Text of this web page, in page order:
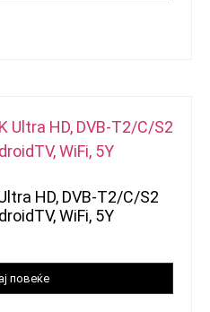
HD, DVB-T2/C/S2
WiFi, 5Y